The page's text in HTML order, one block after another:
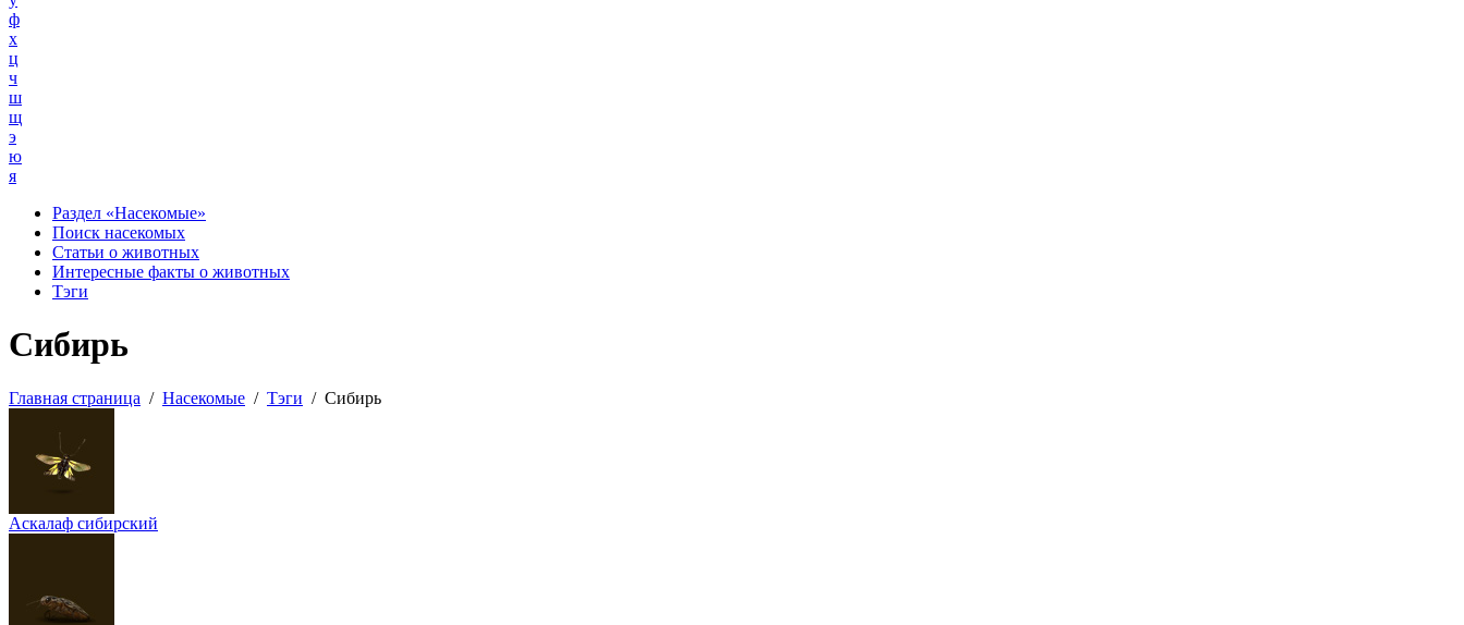
ф
х
ц
ч
ш
щ
э
ю
я
Раздел «Насекомые»
Поиск насекомых
Статьи о животных
Интересные факты о животных
Тэги
Сибирь
Главная страница / Насекомые / Тэги / Сибирь
Аскалаф сибирский